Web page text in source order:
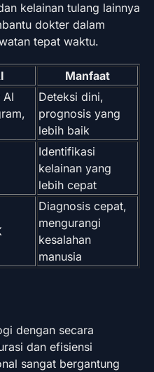
kelainan tulang lainnya
dokter dalam
tepat waktu.
Manfaat
Deteksi dini,
prognosis yang
lebih baik
Identifikasi
kelainan yang
lebih cepat
Diagnosis cepat,
mengurangi
kesalahan
manusia
dengan secara
dan efisiensi
sangat bergantung